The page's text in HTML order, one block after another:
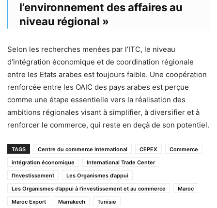
l’environnement des affaires au
niveau régional »
Selon les recherches menées par l’ITC, le niveau
d’intégration économique et de coordination régionale
entre les Etats arabes est toujours faible. Une coopération
renforcée entre les OAIC des pays arabes est perçue
comme une étape essentielle vers la réalisation des
ambitions régionales visant à simplifier, à diversifier et à
renforcer le commerce, qui reste en deçà de son potentiel.
TAGS Centre du commerce International CEPEX
Commerce
intégration économique
International Trade Center
l'Investissement
Les Organismes d’appui
Les Organismes d’appui à l’investissement et au commerce
Maroc
Maroc Export
Marrakech Tunisie